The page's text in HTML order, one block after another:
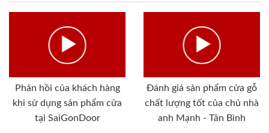
Phản hồi của khách hàng
khi sử dụng sản phẩm cửa
tại SaiGonDoor
Đánh giá sản phẩm cửa gỗ
chất lượng tốt của chủ nhà
anh Mạnh - Tân Bình